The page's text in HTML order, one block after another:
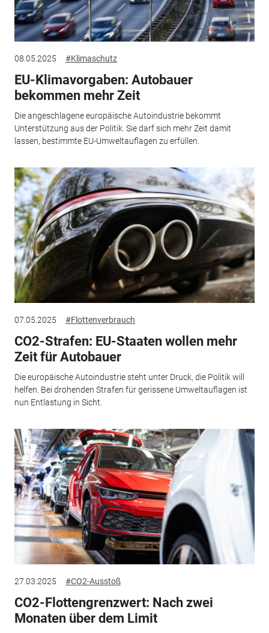
08.05.2025 #Klimaschutz
EU-Klimavorgaben: Autobauer
bekommen mehr Zeit
Die angeschlagene europäische Autoindustrie bekommt
Unterstützung aus der Politik. Sie darf sich mehr Zeit damit
lassen, bestimmte EU-Umweltauflagen zu erfüllen.
07.05.2025 #Flottenverbrauch
CO2-Strafen: EU-Staaten wollen mehr
Zeit für Autobauer
Die europäische Autoindustrie steht unter Druck, die Politik will
helfen. Bei drohenden Strafen für gerissene Umweltauflagen ist
nun Entlastung in Sicht.
27.03.2025 #CO2-Ausstoß
CO2-Flottengrenzwert: Nach zwei
Monaten über dem Limit